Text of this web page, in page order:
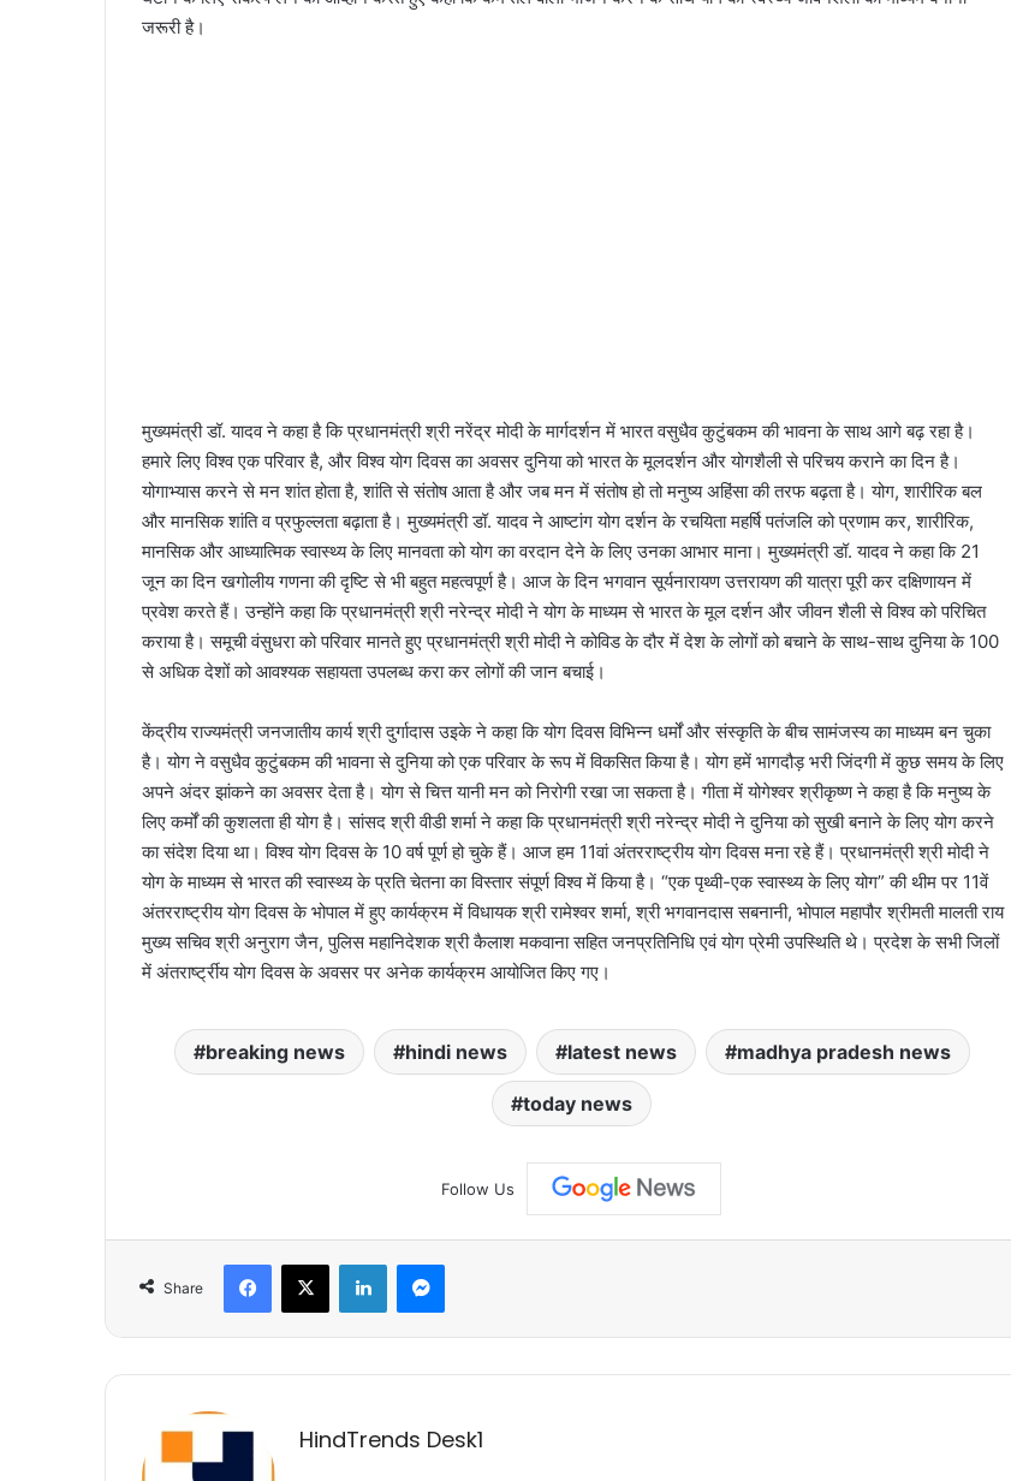
जरूरी है।
मुख्यमंत्री डॉ. यादव ने कहा है कि प्रधानमंत्री श्री नरेंद्र मोदी के मार्गदर्शन में भारत वसुधैव कुटुंबकम की भावना के साथ आगे बढ़ रहा है।
हमारे लिए विश्व एक परिवार है, और विश्व योग दिवस का अवसर दुनिया को भारत के मूलदर्शन और योगशैली से परिचय कराने का दिन है।
योगाभ्यास करने से मन शांत होता है, शांति से संतोष आता है और जब मन में संतोष हो तो मनुष्य अहिंसा की तरफ बढ़ता है। योग, शारीरिक बल
और मानसिक शांति व प्रफुल्लता बढ़ाता है। मुख्यमंत्री डॉ. यादव ने आष्टांग योग दर्शन के रचयिता महर्षि पतंजलि को प्रणाम कर, शारीरिक,
मानसिक और आध्यात्मिक स्वास्थ्य के लिए मानवता को योग का वरदान देने के लिए उनका आभार माना। मुख्यमंत्री डॉ. यादव ने कहा कि 21
जून का दिन खगोलीय गणना की दृष्टि से भी बहुत महत्वपूर्ण है। आज के दिन भगवान सूर्यनारायण उत्तरायण की यात्रा पूरी कर दक्षिणायन में
प्रवेश करते हैं। उन्होंने कहा कि प्रधानमंत्री श्री नरेन्द्र मोदी ने योग के माध्यम से भारत के मूल दर्शन और जीवन शैली से विश्व को परिचित
कराया है। समूची वंसुधरा को परिवार मानते हुए प्रधानमंत्री श्री मोदी ने कोविड के दौर में देश के लोगों को बचाने के साथ-साथ दुनिया के 100
से अधिक देशों को आवश्यक सहायता उपलब्ध करा कर लोगों की जान बचाई।
केंद्रीय राज्यमंत्री जनजातीय कार्य श्री दुर्गादास उइके ने कहा कि योग दिवस विभिन्न धर्मों और संस्कृति के बीच सामंजस्य का माध्यम बन चुका
है। योग ने वसुधैव कुटुंबकम की भावना से दुनिया को एक परिवार के रूप में विकसित किया है। योग हमें भागदौड़ भरी जिंदगी में कुछ समय के लिए
अपने अंदर झांकने का अवसर देता है। योग से चित्त यानी मन को निरोगी रखा जा सकता है। गीता में योगेश्वर श्रीकृष्ण ने कहा है कि मनुष्य के
लिए कर्मों की कुशलता ही योग है। सांसद श्री वीडी शर्मा ने कहा कि प्रधानमंत्री श्री नरेन्द्र मोदी ने दुनिया को सुखी बनाने के लिए योग करने
का संदेश दिया था। विश्व योग दिवस के 10 वर्ष पूर्ण हो चुके हैं। आज हम 11वां अंतरराष्ट्रीय योग दिवस मना रहे हैं। प्रधानमंत्री श्री मोदी ने
योग के माध्यम से भारत की स्वास्थ्य के प्रति चेतना का विस्तार संपूर्ण विश्व में किया है। “एक पृथ्वी-एक स्वास्थ्य के लिए योग” की थीम पर 11वें
अंतरराष्ट्रीय योग दिवस के भोपाल में हुए कार्यक्रम में विधायक श्री रामेश्वर शर्मा, श्री भगवानदास सबनानी, भोपाल महापौर श्रीमती मालती राय
मुख्य सचिव श्री अनुराग जैन, पुलिस महानिदेशक श्री कैलाश मकवाना सहित जनप्रतिनिधि एवं योग प्रेमी उपस्थिति थे। प्रदेश के सभी जिलों
में अंतरार्ष्ट्रीय योग दिवस के अवसर पर अनेक कार्यक्रम आयोजित किए गए।
breaking news hindi news latest news madhya pradesh news
today news
Follow Us
Share
Facebook
X LinkedInMessenger
HindTrends Desk1